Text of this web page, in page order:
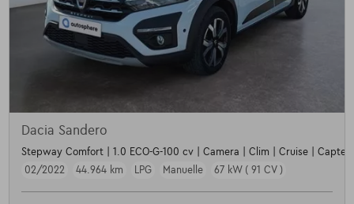
Dacia Sandero
Stepway Comfort | 1.0 ECO-G-100 cv | Camera | Clim | Cruise |
02/2022
44.964 km LPG Manuelle 67 kW ( 91 CV )